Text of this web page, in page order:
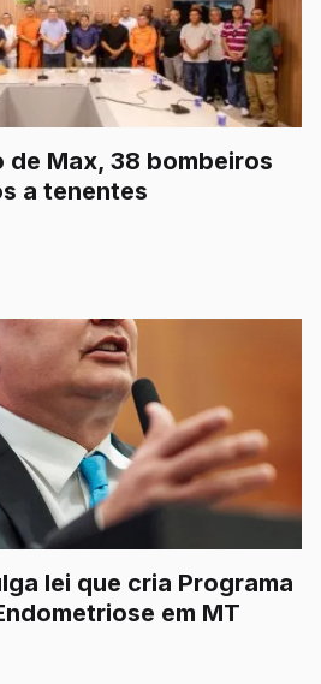
Max, 38 bombeiros
a tenentes
lei que cria Programa
em MT